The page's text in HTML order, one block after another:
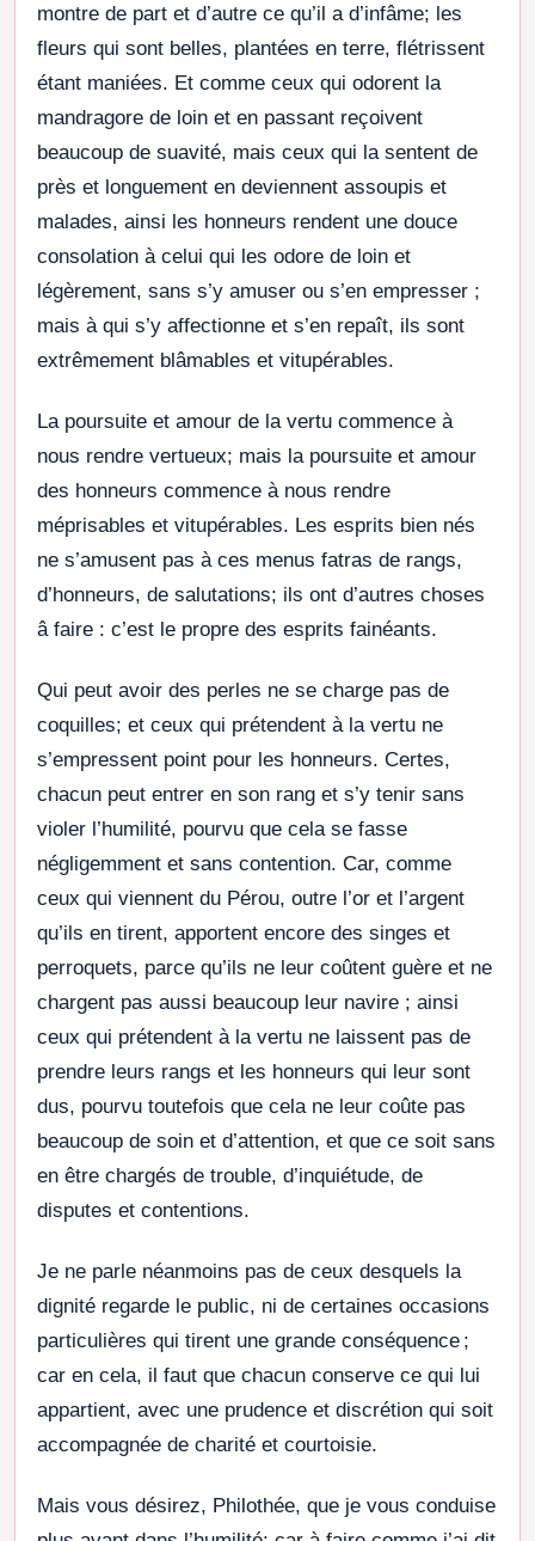
montre de part et d’autre ce qu’il a d’infâme; les
fleurs qui sont belles, plantées en terre, flétrissent
étant maniées. Et comme ceux qui odorent la
mandragore de loin et en passant reçoivent
beaucoup de suavité, mais ceux qui la sentent de
près et longuement en deviennent assoupis et
malades, ainsi les honneurs rendent une douce
consolation à celui qui les odore de loin et
légèrement, sans s’y amuser ou s’en empresser ;
mais à qui s’y affectionne et s’en repaît, ils sont
extrêmement blâmables et vitupérables.
La poursuite et amour de la vertu commence à
nous rendre vertueux; mais la poursuite et amour
des honneurs commence à nous rendre
méprisables et vitupérables. Les esprits bien nés
ne s’amusent pas à ces menus fatras de rangs,
d’honneurs, de salutations; ils ont d’autres choses
â faire : c’est le propre des esprits fainéants.
Qui peut avoir des perles ne se charge pas de
coquilles; et ceux qui prétendent à la vertu ne
s’empressent point pour les honneurs. Certes,
chacun peut entrer en son rang et s’y tenir sans
violer l’humilité, pourvu que cela se fasse
négligemment et sans contention. Car, comme
ceux qui viennent du Pérou, outre l’or et l’argent
qu’ils en tirent, apportent encore des singes et
perroquets, parce qu’ils ne leur coûtent guère et ne
chargent pas aussi beaucoup leur navire ; ainsi
ceux qui prétendent à la vertu ne laissent pas de
prendre leurs rangs et les honneurs qui leur sont
dus, pourvu toutefois que cela ne leur coûte pas
beaucoup de soin et d’attention, et que ce soit sans
en être chargés de trouble, d’inquiétude, de
disputes et contentions.
Je ne parle néanmoins pas de ceux desquels la
dignité regarde le public, ni de certaines occasions
particulières qui tirent une grande conséquence ;
car en cela, il faut que chacun conserve ce qui lui
appartient, avec une prudence et discrétion qui soit
accompagnée de charité et courtoisie.
Mais vous désirez, Philothée, que je vous conduise